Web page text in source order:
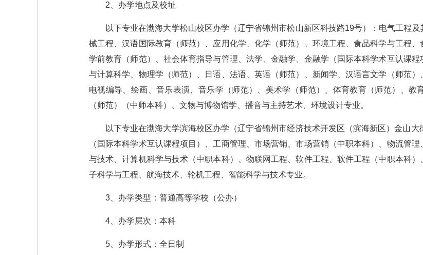
2、办学地点及校址
以下专业在渤海大学松山校区办学（辽宁省锦州市松山新区科技路19号）：电气工程
械工程、汉语国际教育（师范）、应用化学、化学（师范）、环境工程、食品科学与工程、
学前教育（师范）、社会体育指导与管理、法学、金融学、金融学（国际本科学术互认课
与计算科学、物理学（师范）、日语、法语、英语（师范）、新闻学、汉语言文学（师范
电视编导、绘画、音乐表演、音乐学（师范）、美术学（师范）、体育教育（师范）、教
（师范）（中师本科）、文物与博物馆学、播音与主持艺术、环境设计专业。
以下专业在渤海大学滨海校区办学（辽宁省锦州市经济技术开发区（滨海新区）金山
（国际本科学术互认课程项目）、工商管理、市场营销、市场营销（中职本科）、物流管
与技术、计算机科学与技术（中职本科）、物联网工程、软件工程、软件工程（中职本科
子科学与工程、航海技术、轮机工程、智能科学与技术专业。
3、办学类型：普通高等学校（公办）
4、办学层次：本科
5、办学形式：全日制